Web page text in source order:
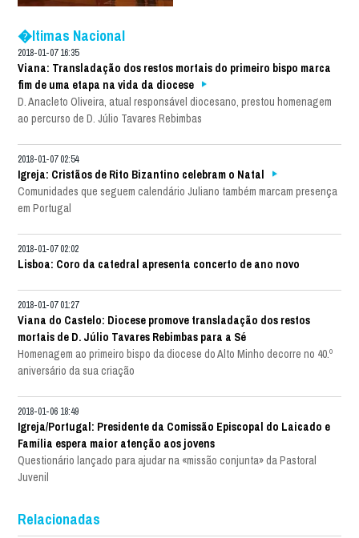
�ltimas Nacional
2018-01-07 16:35
Viana: Transladação dos restos mortais do primeiro bispo marca
fim de uma etapa na vida da diocese
D. Anacleto Oliveira, atual responsável diocesano, prestou homenagem
ao percurso de D. Júlio Tavares Rebimbas
2018-01-07 02:54
Igreja: Cristãos de Rito Bizantino celebram o Natal
Comunidades que seguem calendário Juliano também marcam presença
em Portugal
2018-01-07 02:02
Lisboa: Coro da catedral apresenta concerto de ano novo
2018-01-07 01:27
Viana do Castelo: Diocese promove transladação dos restos
mortais de D. Júlio Tavares Rebimbas para a Sé
Homenagem ao primeiro bispo da diocese do Alto Minho decorre no 40.º
aniversário da sua criação
2018-01-06 18:49
Igreja/Portugal: Presidente da Comissão Episcopal do Laicado e
Família espera maior atenção aos jovens
Questionário lançado para ajudar na «missão conjunta» da Pastoral
Juvenil
Relacionadas